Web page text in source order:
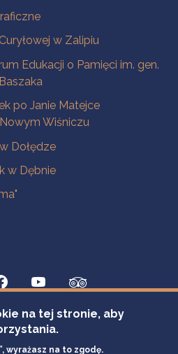
w Zalipiu
Edukacji o Pamięci im. gen.
po Janie Matejce
Wiśniczu
Dołędze
w Dębnie
na tej stronie, aby
wyrażasz na to zgodę.